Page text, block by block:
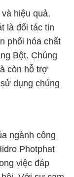
hiệu quả,
là đối tác tin
phối hóa chất
Bột. Chúng
còn hỗ trợ
dụng chúng
ngành công
Photphat
việc đáp